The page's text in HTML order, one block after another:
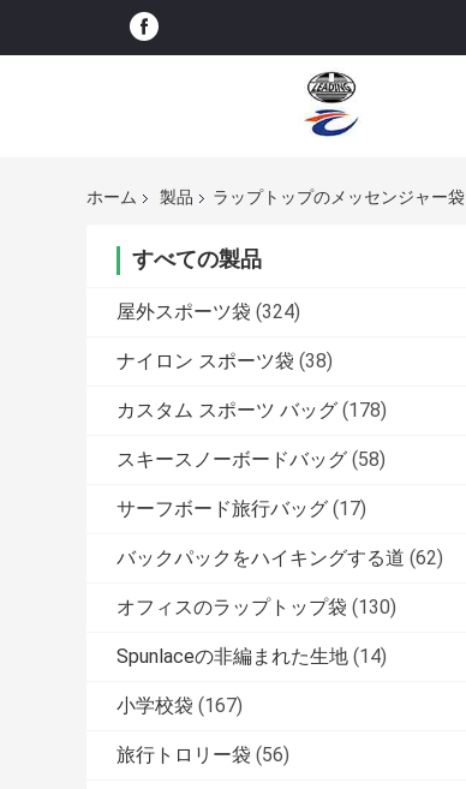
ホーム 製品 ラップトップのメッセンジャー袋
すべての製品
屋外スポーツ袋 (324)
ナイロン スポーツ袋 (38)
カスタム スポーツ バッグ (178)
スキースノーボードバッグ (58)
サーフボード旅行バッグ (17)
バックパックをハイキングする道 (62)
オフィスのラップトップ袋 (130)
Spunlaceの非編まれた生地 (14)
小学校袋 (167)
旅行トロリー袋 (56)